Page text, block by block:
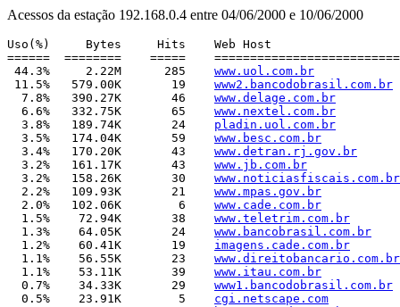
Acessos da estação 192.168.0.4 entre 04/06/2000 e 10/06/2000
Uso(%)     Bytes     Hits    Web Host
======  ========    =====
44.3%     2.22M      285 www.uol.com.br
11.5%   579.00K       19 www2.bancodobrasil.com.br
  7.8%   390.27K       46
www.delage.com.br
  6.6%   332.75K       65
www.nextel.com.br
  3.8%   189.74K       24
pladin.uol.com.br
  3.5%   174.04K       59
www.besc.com.br
  3.4%   170.20K       43
www.detran.rj.gov.br
  3.2%   161.17K       43
www.jb.com.br
  3.2%   158.26K       30
www.noticiasfiscais.com.br
  2.2%   109.93K       21
www.mpas.gov.br
  2.0%   102.06K        6
www.cade.com.br
  1.5%    72.94K       38
www.teletrim.com.br
  1.3%    64.05K       24
www.bancobrasil.com.br
  1.2%    60.41K       19
imagens.cade.com.br
  1.1%    56.55K       23
www.direitobancario.com.br
  1.1%    53.11K       39
www.itau.com.br
  0.7%    34.33K       29
www1.bancodobrasil.com.br
  0.5%    23.91K        5
cgi.netscape.com